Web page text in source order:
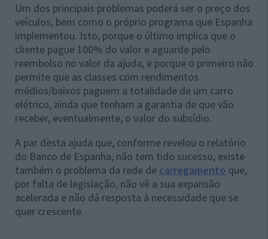
Um dos principais problemas poderá ser o preço dos
veículos, bem como o próprio programa que Espanha
implementou. Isto, porque o último implica que o
cliente pague 100% do valor e aguarde pelo
reembolso no valor da ajuda, e porque o primeiro não
permite que as classes com rendimentos
médios/baixos paguem a totalidade de um carro
elétrico, ainda que tenham a garantia de que vão
receber, eventualmente, o valor do subsídio.
A par desta ajuda que, conforme revelou o relatório
do Banco de Espanha, não tem tido sucesso, existe
também o problema da rede de carregamento que,
por falta de legislação, não vê a sua expansão
acelerada e não dá resposta à necessidade que se
quer crescente.